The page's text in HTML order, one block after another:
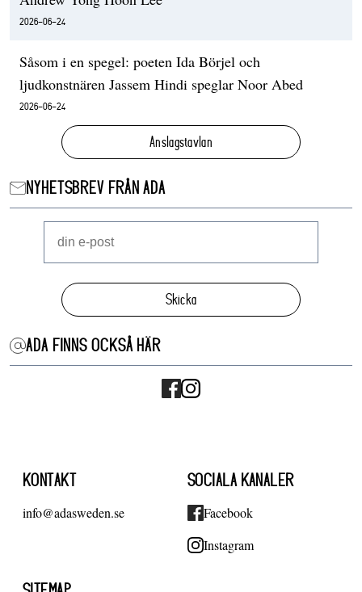
2026-06-24
Såsom i en spegel: poeten Ida Börjel och
ljudkonstnären Jassem Hindi speglar Noor Abed
2026-06-24
Anslagstavlan
NYHETSBREV FRÅN ADA
Skicka
ADA FINNS OCKSÅ HÄR
KONTAKT
info@adasweden.se
SOCIALA KANALER
Facebook
Instagram